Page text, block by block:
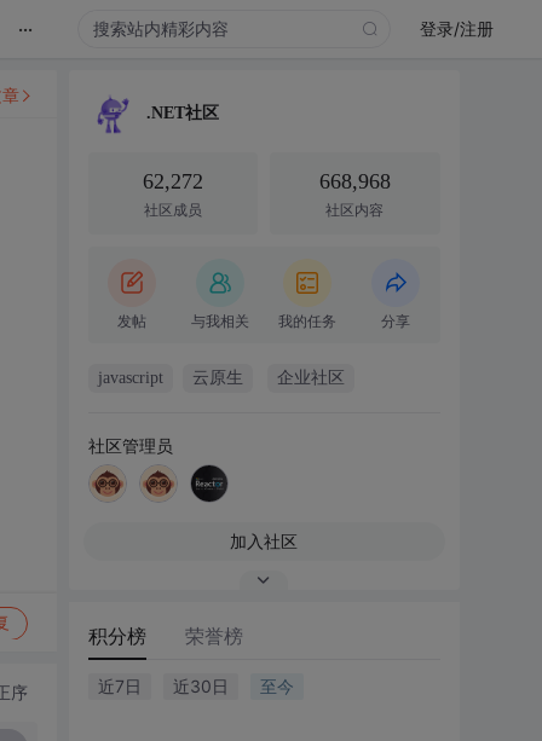
... 登录/注册
序
.NET社区
62,272
社区成员
668,968
社区内容
发帖 与我相关 我的任务 分享
javascript 云原生 企业社区
社区管理员
加入社区
积分榜 荣誉榜
近7日 近30日 至今